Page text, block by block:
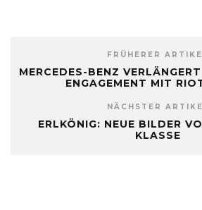
FRÜHERER
MERCEDES-BENZ
ENGAGEMENT MIT
NÄCHSTER
ERLKÖNIG: NEUE BILDER
KLASSE